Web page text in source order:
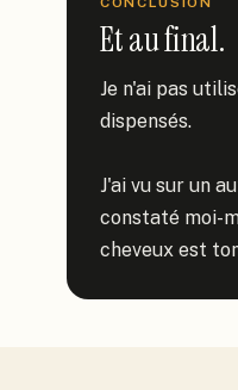
Et au final.
Je n'ai pas
dispensés.
J'ai vu sur un
constaté moi-
cheveux est